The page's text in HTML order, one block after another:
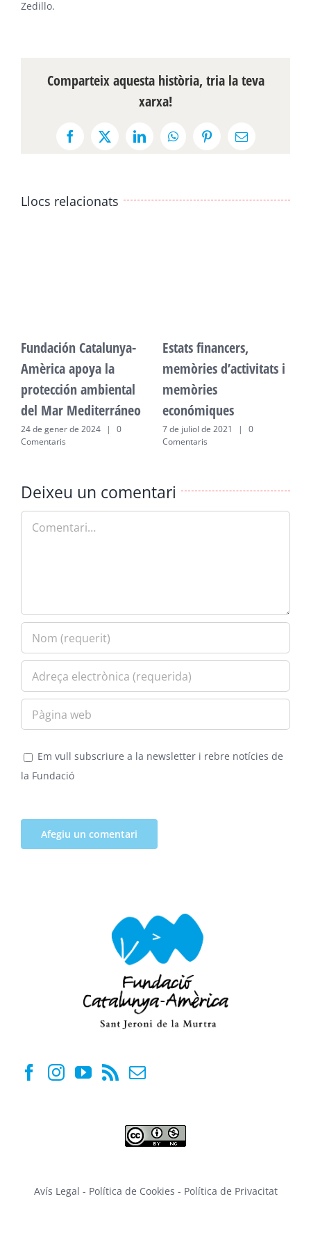
Zedillo.
Comparteix aquesta història, tria la teva
xarxa!
Facebook
X LinkedInWhatsAppPinterestEmail:
Llocs relacionats
Fundación Catalunya-
Amèrica apoya la
protección ambiental
del Mar Mediterráneo
24 de gener de 2024 |
0
Comentaris
Estats financers,
memòries d’activitats i
memòries
económiques
7 de juliol de 2021 |
0
Comentaris
Deixeu un comentari
Em vull subscriure a la newsletter i rebre notícies de
la Fundació
Avís Legal - Política de Cookies - Política de Privacitat